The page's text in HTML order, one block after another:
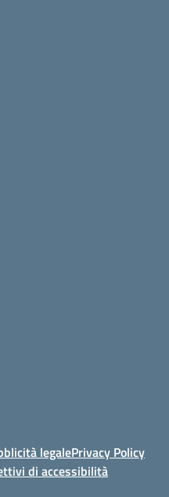
legalePrivacy Policy
di accessibilità